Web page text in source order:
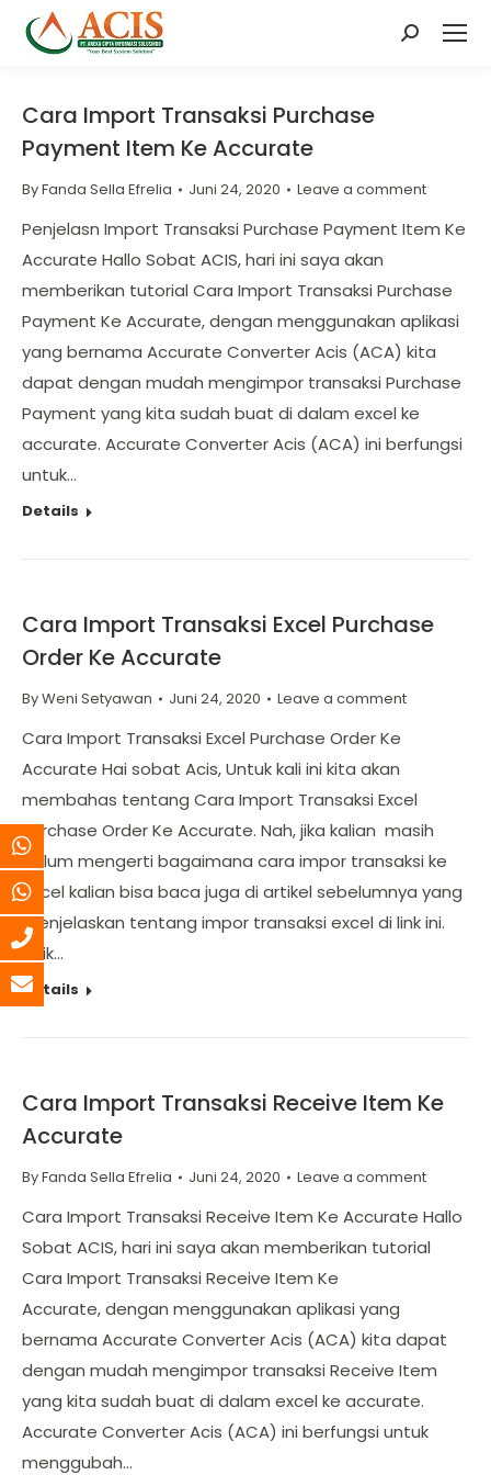
Search:
Cara Import Transaksi Purchase
Payment Item Ke Accurate
ByFanda Sella Efrelia Juni 24, 2020 Leave a comment
Penjelasn Import Transaksi Purchase Payment Item Ke
Accurate Hallo Sobat ACIS, hari ini saya akan
memberikan tutorial Cara Import Transaksi Purchase
Payment Ke Accurate, dengan menggunakan aplikasi
yang bernama Accurate Converter Acis (ACA) kita
dapat dengan mudah mengimpor transaksi Purchase
Payment yang kita sudah buat di dalam excel ke
accurate. Accurate Converter Acis (ACA) ini berfungsi
untuk…
Details
Cara Import Transaksi Excel Purchase
Order Ke Accurate
ByWeni Setyawan Juni 24, 2020 Leave a comment
Cara Import Transaksi Excel Purchase Order Ke
Accurate Hai sobat Acis, Untuk kali ini kita akan
membahas tentang Cara Import Transaksi Excel
Purchase Order Ke Accurate. Nah, jika kalian masih
belum mengerti bagaimana cara impor transaksi ke
excel kalian bisa baca juga di artikel sebelumnya yang
menjelaskan tentang impor transaksi excel di link ini.
Baik…
Details
Cara Import Transaksi Receive Item Ke
Accurate
ByFanda Sella Efrelia Juni 24, 2020 Leave a comment
Cara Import Transaksi Receive Item Ke Accurate Hallo
Sobat ACIS, hari ini saya akan memberikan tutorial
Cara Import Transaksi Receive Item Ke
Accurate, dengan menggunakan aplikasi yang
bernama Accurate Converter Acis (ACA) kita dapat
dengan mudah mengimpor transaksi Receive Item
yang kita sudah buat di dalam excel ke accurate.
Accurate Converter Acis (ACA) ini berfungsi untuk
menggubah…